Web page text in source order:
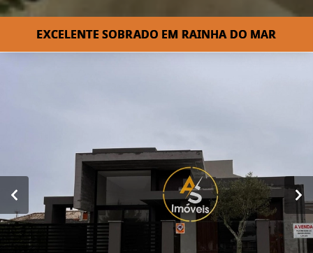
EXCELENTE SOBRADO EM RAINHA DO MAR